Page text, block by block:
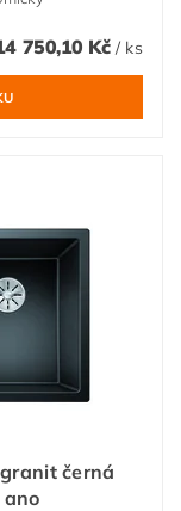
750,10 Kč / ks
černá